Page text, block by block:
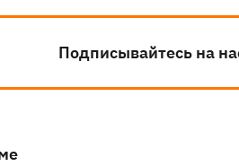
Подписывайтесь на